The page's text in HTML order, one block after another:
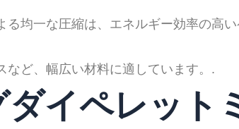
る均一な圧縮は、エネルギー効率の高
など、幅広い材料に適しています。.
イペレット